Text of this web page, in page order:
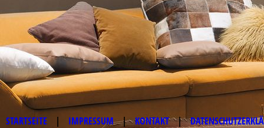
STARTSEITE | IMPRESSUM | KONTAKT |